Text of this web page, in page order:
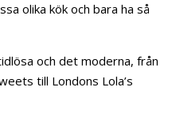
olika kök och bara ha så
och det moderna, från
till Londons Lola’s